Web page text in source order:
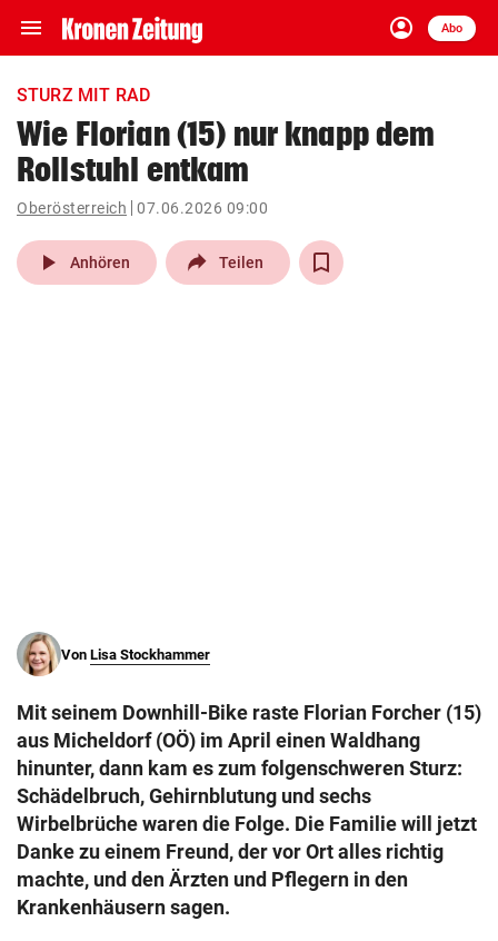
menu Navigation
ein-/ausklappen
account_circle
Anmelden
Abo
close Schließen
account_circle Anmelden
pin_drop
Wien arrow_right
STURZ MIT RAD
Wie Florian (15) nur knapp dem
Rollstuhl entkam
Oberösterreich 07.06.2026 09:00
play_arrow Anhören Teilen
Von Lisa Stockhammer
Mit seinem Downhill-Bike raste Florian Forcher (15)
aus Micheldorf (OÖ) im April einen Waldhang
hinunter, dann kam es zum folgenschweren Sturz:
Schädelbruch, Gehirnblutung und sechs
Wirbelbrüche waren die Folge. Die Familie will jetzt
Danke zu einem Freund, der vor Ort alles richtig
machte, und den Ärzten und Pflegern in den
Krankenhäusern sagen.